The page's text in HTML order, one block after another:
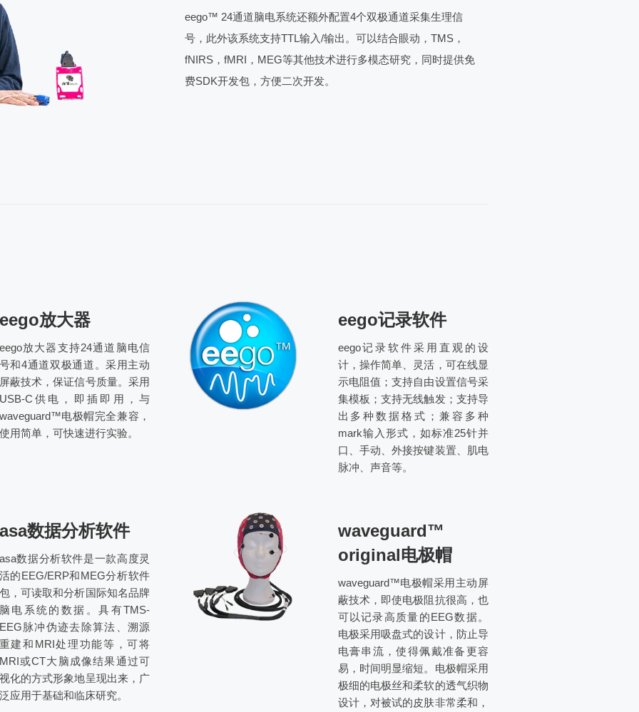
eego™ 24通道脑电系统还额外配置4个双极通道采集生理信
号，此外该系统支持TTL输入/输出。可以结合眼动，TMS，
fNIRS，fMRI，MEG等其他技术进行多模态研究，同时提供免
费SDK开发包，方便二次开发。
放大器
放大器支持24通道脑电信
和4通道双极通道。采用主动
蔽技术，保证信号质量。采用
C供电，即插即用，与
电极帽完全兼容，
用简单，可快速进行实验。
eego记录软件
eego记录软件采用直观的设
计，操作简单、灵活，可在线显
示电阻值；支持自由设置信号采
集模板；支持无线触发；支持导
出多种数据格式；兼容多种
mark输入形式，如标准25针并
口、手动、外接按键装置、肌电
脉冲、声音等。
数据分析软件
数据分析软件是一款高度灵
的EEG/ERP和MEG分析软件
，可读取和分析国际知名品牌
电系统的数据。具有TMS-
脉冲伪迹去除算法、溯源
建和MRI处理功能等，可将
或CT大脑成像结果通过可
化的方式形象地呈现出来，广
应用于基础和临床研究。
waveguard™
original电极帽
waveguard™电极帽采用主动屏
蔽技术，即使电极阻抗很高，也
可以记录高质量的EEG数据。
电极采用吸盘式的设计，防止导
电膏串流，使得佩戴准备更容
易，时间明显缩短。电极帽采用
极细的电极丝和柔软的透气织物
设计，对被试的皮肤非常柔和，